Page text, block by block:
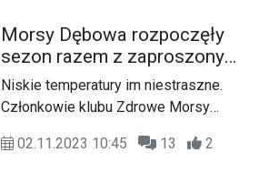
transportu. Jednocześnie w swoim
komunikacie spółka dementuje
doniesienia o zwolnieniach
grupowych, choć jednocześnie
przyznaje, że tylko w czerwcu
współpracę z EKO-OKNAMI
można zjeść w czeskiej gospodzie.
Morsy Dębowa rozpoczęły
sezon razem z zaproszonymi
przyjaciółmi. Ponad 100
osób weszło do zimnej wody.
Niskie temperatury im niestraszne.
Członkowie klubu Zdrowe Morsy
się, aby stawić czoła lodowatej
02.11.2023 10:45 13 2